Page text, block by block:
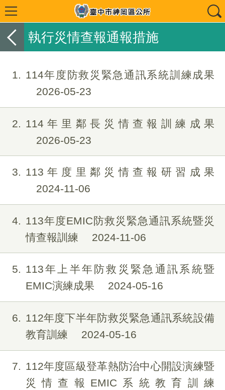
執行災情查報通報措施
1
114年度防救災緊急通訊系統訓練成果
2026-05-23
2
114年里鄰長災情查報訓練成果
2026-05-23
3
113年度里鄰災情查報研習成果
2024-11-06
4
113年度EMIC防救災緊急通訊系統暨災
情查報訓練
2024-11-06
5
113年上半年防救災緊急通訊系統暨
EMIC演練成果
2024-05-16
6
112年度下半年防救災緊急通訊系統設備
教育訓練
2024-05-16
7
112年度區級登革熱防治中心開設演練暨
災情查報EMIC系統教育訓練